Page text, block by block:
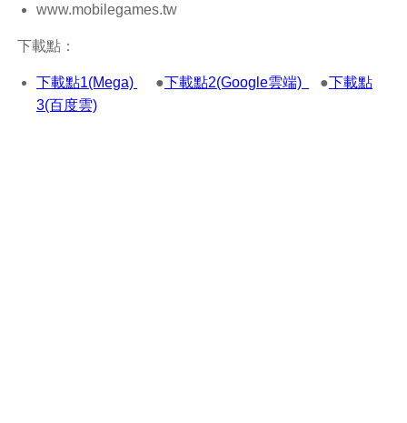
www.mobilegames.tw
下載點：
下載點1(Mega) ●下載點2(Google雲端) ●下載點
3(百度雲)